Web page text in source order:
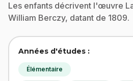
Les enfants décrivent l'œuvre
William Berczy, datant de 1809.
Années d'études :
Élémentaire